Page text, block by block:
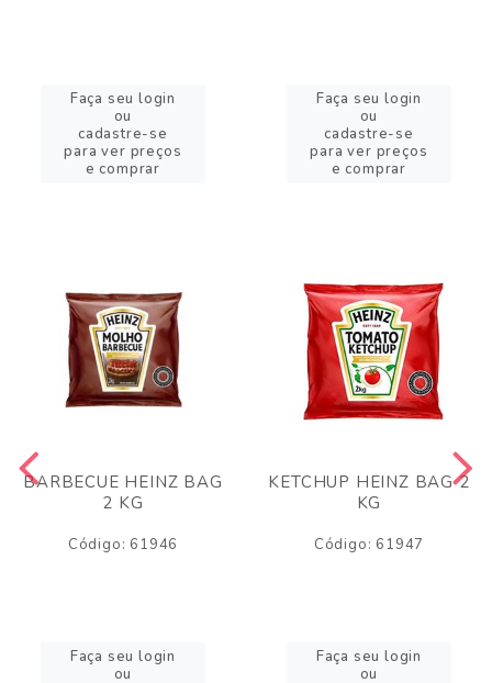
Faça seu login
ou
cadastre-se
para ver preços
e comprar
Faça seu login
ou
cadastre-se
para ver preços
e comprar
BARBECUE HEINZ BAG
2 KG
Código: 61946
Faça seu login
ou
KETCHUP HEINZ BAG 2
KG
Código: 61947
Faça seu login
ou